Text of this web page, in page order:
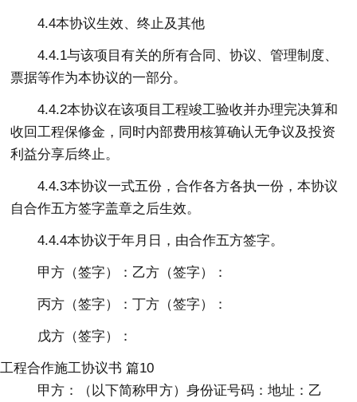
4.4本协议生效、终止及其他
4.4.1与该项目有关的所有合同、协议、管理制度、
票据等作为本协议的一部分。
4.4.2本协议在该项目工程竣工验收并办理完决算和
收回工程保修金，同时内部费用核算确认无争议及投资
利益分享后终止。
4.4.3本协议一式五份，合作各方各执一份，本协议
自合作五方签字盖章之后生效。
4.4.4本协议于年月日，由合作五方签字。
甲方（签字）：乙方（签字）：
丙方（签字）：丁方（签字）：
戊方（签字）：
工程合作施工协议书 篇10
甲方：（以下简称甲方）身份证号码：地址：乙